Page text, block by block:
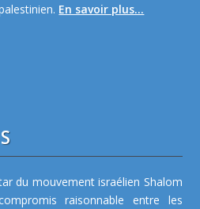
En savoir plus...
du mouvement israélien Shalom
raisonnable entre les